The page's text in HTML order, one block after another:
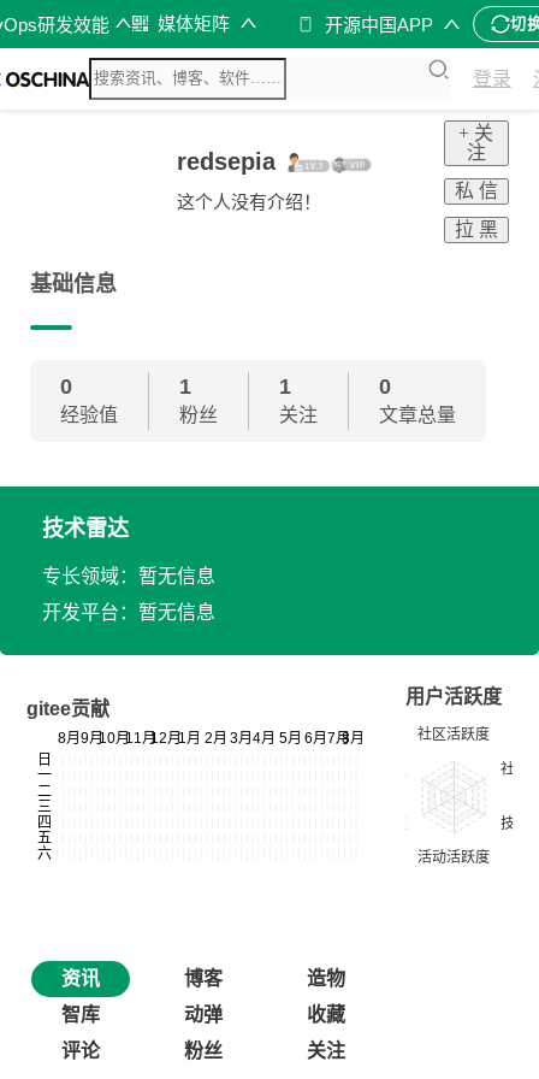
研发效能 媒体矩阵 开源中国APP 切
登录
redsepia
这个人没有介绍！
+ 关
注
私 信
拉 黑
基础信息
0
经验值
1
粉丝
1
关注
0
文章总量
技术雷达
专长领域：暂无信息
开发平台：暂无信息
gitee贡献
用户活跃度
资讯 博客
造物
智库
动弹
收藏
评论
粉丝 关注